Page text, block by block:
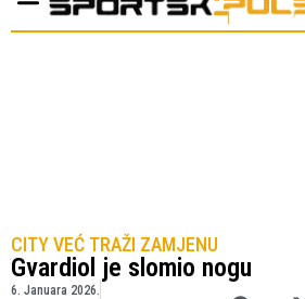
CITY VEĆ TRAŽI ZAMJENU
Gvardiol je slomio nogu
6. Januara 2026.